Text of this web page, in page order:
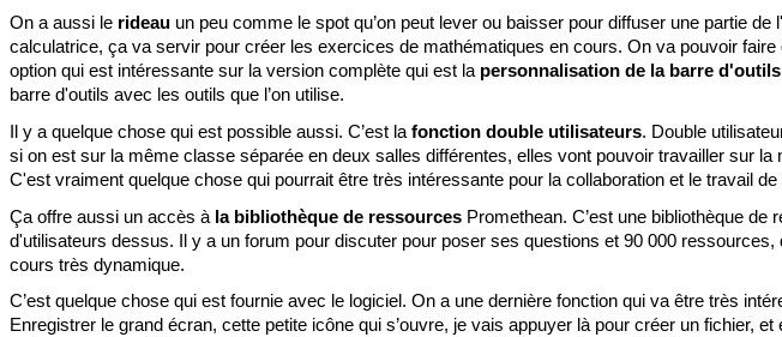
On a aussi le rideau un peu comme le spot qu’on peut lever ou baisser pour diffuser une partie de
calculatrice, ça va servir pour créer les exercices de mathématiques en cours. On va pouvoir
option qui est intéressante sur la version complète qui est la personnalisation de la barre d'outils
barre d'outils avec les outils que l’on utilise.
Il y a quelque chose qui est possible aussi. C’est la fonction double utilisateurs. Double
si on est sur la même classe séparée en deux salles différentes, elles vont pouvoir travailler sur
C'est vraiment quelque chose qui pourrait être très intéressante pour la collaboration et le travail de
Ça offre aussi un accès à la bibliothèque de ressources Promethean. C’est une bibliothèque
d'utilisateurs dessus. Il y a un forum pour discuter pour poser ses questions et 90 000
cours très dynamique.
C’est quelque chose qui est fournie avec le logiciel. On a une dernière fonction qui va être très
Enregistrer le grand écran, cette petite icône qui s’ouvre, je vais appuyer là pour créer un fichier,